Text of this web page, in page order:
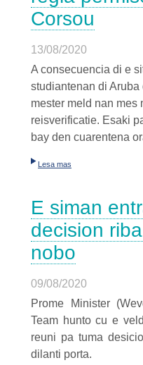
Corsou
13/08/2020
A consecuencia di e
studiantenan di
mester meld nan mes
reisverificatie. Esaki
bay den cuarentena
Lesa mas
E siman
decision
nobo
09/08/2020
Prome Minister
Team hunto cu e
reuni pa tuma
dilanti porta.